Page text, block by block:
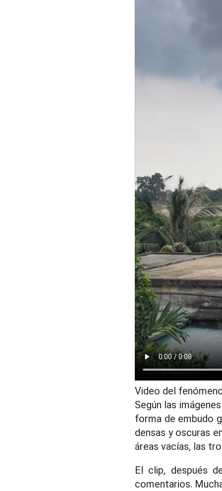
Video del
Según las
forma de embudo
densas y oscuras
áreas vacías, las
El clip, después
comentarios.